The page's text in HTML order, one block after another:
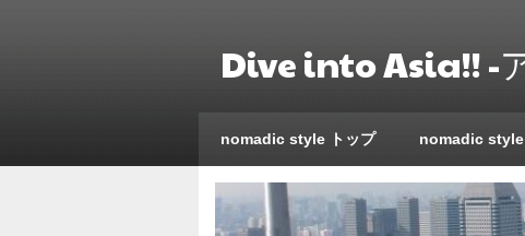
Dive into Asia!! -
nomadic style トップ nomadic style